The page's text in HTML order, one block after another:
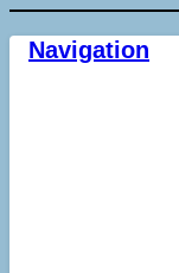
Navigation